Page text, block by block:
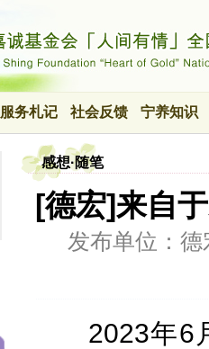
服务札记 社会反馈 宁养知识
感想·随笔
[德宏]来自
发布单位：
2023年6